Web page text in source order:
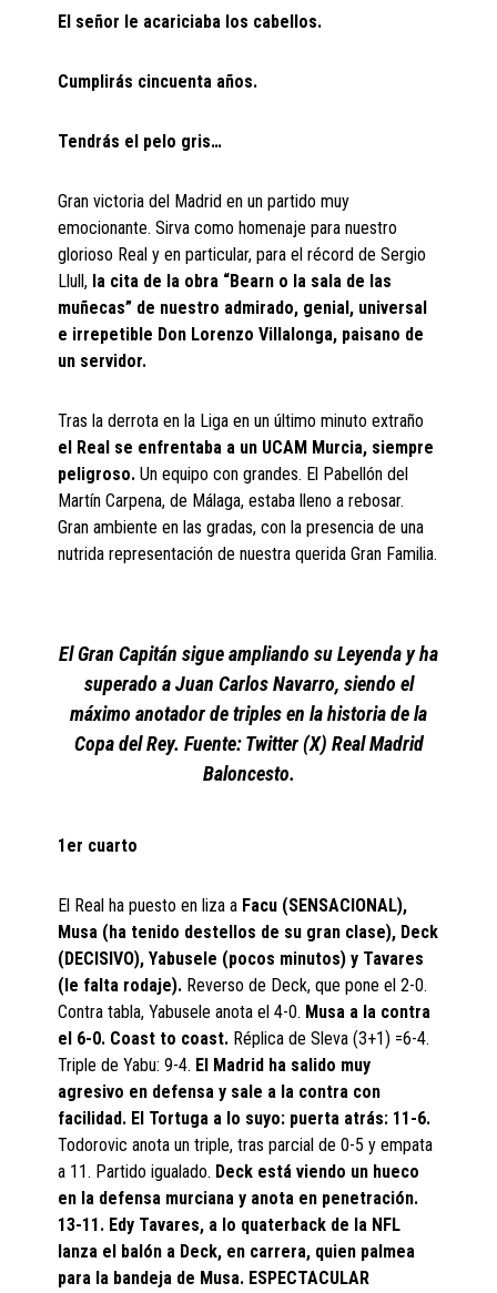
El señor le acariciaba los cabellos.
Cumplirás cincuenta años.
Tendrás el pelo gris…
Gran victoria del Madrid en un partido muy
emocionante. Sirva como homenaje para nuestro
glorioso Real y en particular, para el récord de Sergio
Llull, la cita de la obra “Bearn o la sala de las
muñecas” de nuestro admirado, genial, universal
e irrepetible Don Lorenzo Villalonga, paisano de
un servidor.
Tras la derrota en la Liga en un último minuto extraño
el Real se enfrentaba a un UCAM Murcia, siempre
peligroso.Un equipo con grandes. El Pabellón del
Martín Carpena, de Málaga, estaba lleno a rebosar.
Gran ambiente en las gradas, con la presencia de una
nutrida representación de nuestra querida Gran Familia.
El Gran Capitán sigue ampliando su Leyenda y ha
superado a Juan Carlos Navarro, siendo el
máximo anotador de triples en la historia de la
Copa del Rey. Fuente: Twitter (X) Real Madrid
Baloncesto.
1er cuarto
El Real ha puesto en liza a Facu (SENSACIONAL),
Musa (ha tenido destellos de su gran clase), Deck
(DECISIVO), Yabusele (pocos minutos) y Tavares
(le falta rodaje). Reverso de Deck, que pone el 2-0.
Contra tabla, Yabusele anota el 4-0. Musa a la contra
el 6-0. Coast to coast. Réplica de Sleva (3+1) =6-4.
Triple de Yabu: 9-4. El Madrid ha salido muy
agresivo en defensa y sale a la contra con
facilidad. El Tortuga a lo suyo: puerta atrás: 11-6.
Todorovic anota un triple, tras parcial de 0-5 y empata
a 11. Partido igualado. Deck está viendo un hueco
en la defensa murciana y anota en penetración.
13-11. Edy Tavares, a lo quaterback de la NFL
lanza el balón a Deck, en carrera, quien palmea
para la bandeja de Musa. ESPECTACULAR